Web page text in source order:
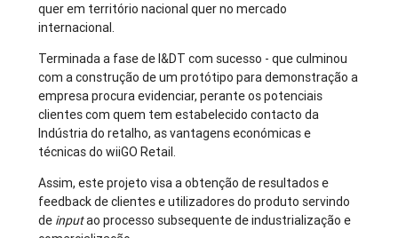
quer em território nacional quer no mercado
internacional.
Terminada a fase de I&DT com sucesso - que culminou
com a construção de um protótipo para demonstração a
empresa procura evidenciar, perante os potenciais
clientes com quem tem estabelecido contacto da
Indústria do retalho, as vantagens económicas e
técnicas do wiiGO Retail.
Assim, este projeto visa a obtenção de resultados e
feedback de clientes e utilizadores do produto servindo
de inputao processo subsequente de industrialização e